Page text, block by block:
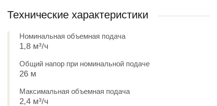
Технические характеристики
Номинальная объемная подача
1,8 м³/ч
Общий напор при номинальной подаче
26 м
Максимальная объемная подача
2,4 м³/ч